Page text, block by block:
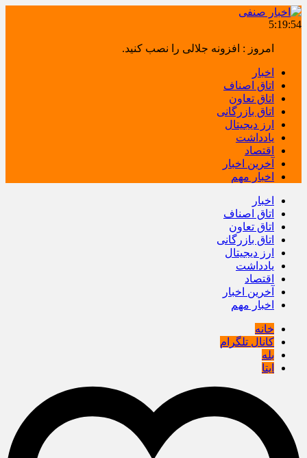
5:19:54
امروز : افزونه جلالی را نصب کنید.
اخبار
اتاق اصناف
اتاق تعاون
اتاق بازرگانی
ارز دیجیتال
یادداشت
اقتصاد
آخرین اخبار
اخبار مهم
اخبار
اتاق اصناف
اتاق تعاون
اتاق بازرگانی
ارز دیجیتال
یادداشت
اقتصاد
آخرین اخبار
اخبار مهم
خانه
کانال تلگرام
بله
ایتا